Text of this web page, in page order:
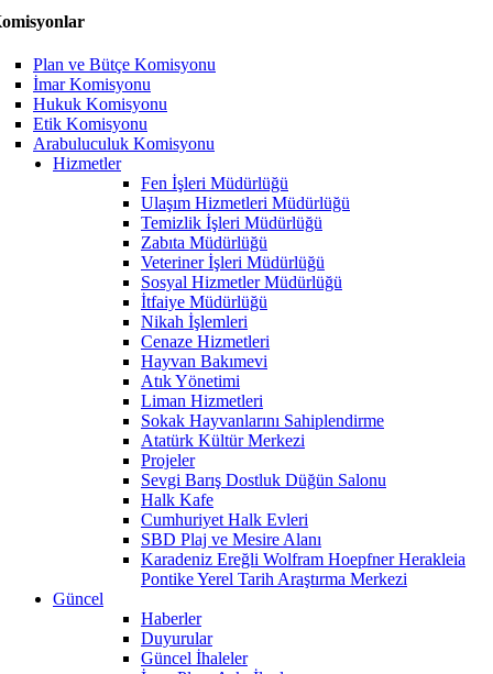
Plan ve Bütçe Komisyonu
İmar Komisyonu
Hukuk Komisyonu
Etik Komisyonu
Arabuluculuk Komisyonu
Hizmetler
Fen İşleri Müdürlüğü
Ulaşım Hizmetleri Müdürlüğü
Temizlik İşleri Müdürlüğü
Zabıta Müdürlüğü
Veteriner İşleri Müdürlüğü
Sosyal Hizmetler Müdürlüğü
İtfaiye Müdürlüğü
Nikah İşlemleri
Cenaze Hizmetleri
Hayvan Bakımevi
Atık Yönetimi
Liman Hizmetleri
Sokak Hayvanlarını Sahiplendirme
Atatürk Kültür Merkezi
Projeler
Sevgi Barış Dostluk Düğün Salonu
Halk Kafe
Cumhuriyet Halk Evleri
SBD Plaj ve Mesire Alanı
Karadeniz Ereğli Wolfram Hoepfner Herakleia
Pontike Yerel Tarih Araştırma Merkezi
Güncel
Haberler
Duyurular
Güncel İhaleler